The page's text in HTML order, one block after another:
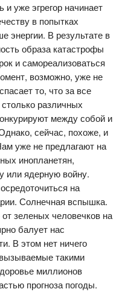
уже эгрегор начинает
в попытках
энергии. В результате в
образа катастрофы
и самореализоваться
возможно, уже не
то, что за все
различных
между собой и
сейчас, похоже, и
уже не предлагают на
инопланетян,
или ядерную войну.
на
Солнечная вспышка.
зеленых человечков на
балует нас
В этом нет ничего
такими
миллионов
прогноза погоды.